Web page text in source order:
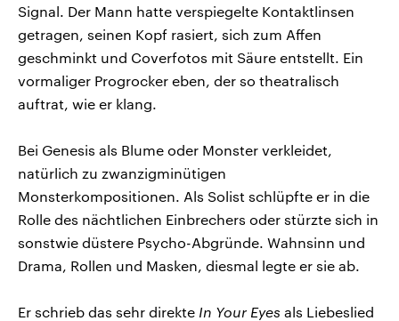
Signal. Der Mann hatte verspiegelte Kontaktlinsen
getragen, seinen Kopf rasiert, sich zum Affen
geschminkt und Coverfotos mit Säure entstellt. Ein
vormaliger Progrocker eben, der so theatralisch
auftrat, wie er klang.
Bei Genesis als Blume oder Monster verkleidet,
natürlich zu zwanzigminütigen
Monsterkompositionen. Als Solist schlüpfte er in die
Rolle des nächtlichen Einbrechers oder stürzte sich in
sonstwie düstere Psycho-Abgründe. Wahnsinn und
Drama, Rollen und Masken, diesmal legte er sie ab.
Er schrieb das sehr direkte In Your Eyes als Liebeslied